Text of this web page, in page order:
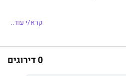
את הקוראים להכיר ולבחון
קרא/י עוד..
0 דירוגים